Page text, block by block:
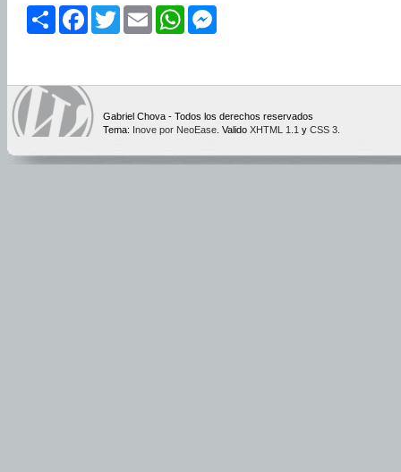
ShareFacebook
TwitterEmailWhatsApp
Gabriel Chova - Todos los derechos reservados
Tema: Inove por NeoEase . Valido XHTML 1.1 y CSS 3